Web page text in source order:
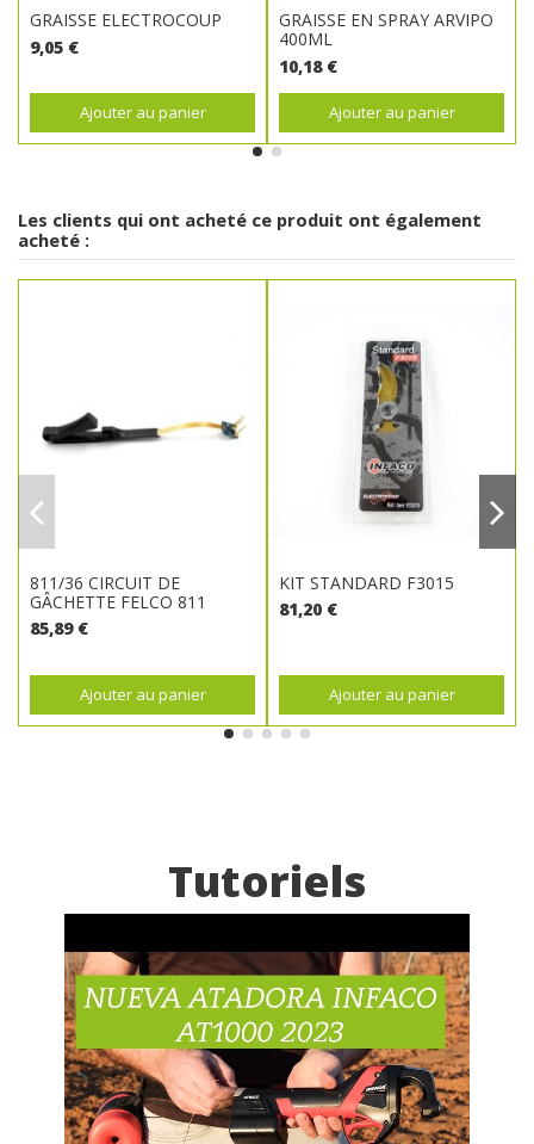
GRAISSE ELECTROCOUP
9,05 €
Ajouter au panier
GRAISSE EN SPRAY ARVIPO
400ML
10,18 €
Ajouter au panier
Les clients qui ont acheté ce produit ont également
acheté :
811/36 CIRCUIT DE
GÂCHETTE FELCO 811
85,89 €
Ajouter au panier
KIT STANDARD F3015
81,20 €
Ajouter au panier
Tutoriels